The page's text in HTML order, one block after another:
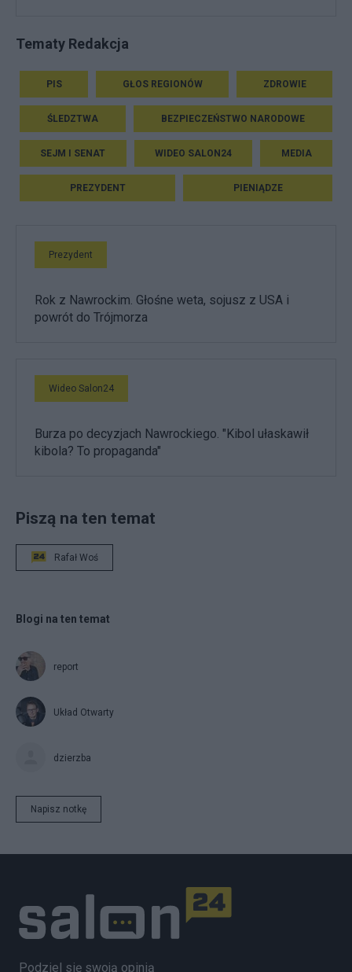
Tematy Redakcja
PIS GŁOS REGIONÓW ZDROWIE
ŚLEDZTWA BEZPIECZEŃSTWO NARODOWE
SEJM I SENAT WIDEO SALON24 MEDIA
PREZYDENT PIENIĄDZE
Prezydent
Rok z Nawrockim. Głośne weta, sojusz z USA i
powrót do Trójmorza
Wideo Salon24
Burza po decyzjach Nawrockiego. "Kibol ułaskawił
kibola? To propaganda"
Piszą na ten temat
Rafał Woś
Blogi na ten temat
report
Układ Otwarty
dzierzba
Napisz notkę
Podziel się swoją opinią